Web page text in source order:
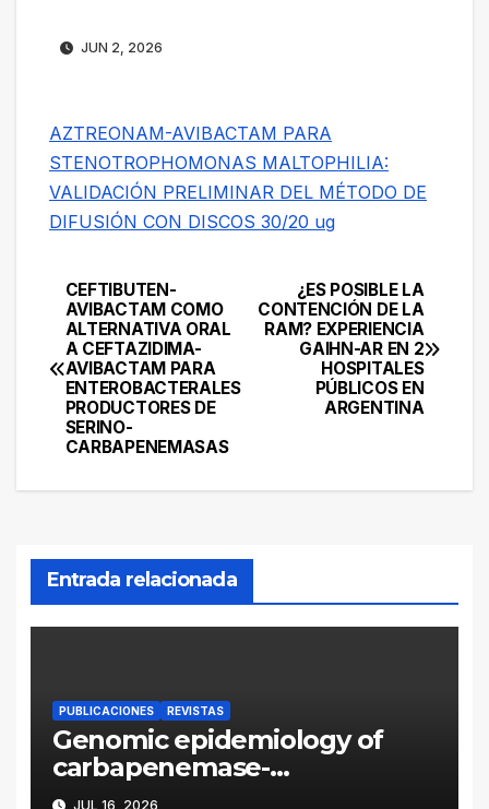
JUN 2, 2026
AZTREONAM-AVIBACTAM PARA
STENOTROPHOMONAS MALTOPHILIA:
VALIDACIÓN PRELIMINAR DEL MÉTODO DE
DIFUSIÓN CON DISCOS 30/20 ug
Navegación
de
entradas
¿ES POSIBLE LA
CONTENCIÓN DE LA
RAM? EXPERIENCIA
GAIHN-AR EN 2
HOSPITALES
PÚBLICOS EN
ARGENTINA
CEFTIBUTEN-
AVIBACTAM COMO
ALTERNATIVA ORAL
A CEFTAZIDIMA-
AVIBACTAM PARA
ENTEROBACTERALES
PRODUCTORES DE
SERINO-
CARBAPENEMASAS
Entrada relacionada
PUBLICACIONES REVISTAS
Genomic epidemiology of
carbapenemase-
producing Enterobacter
JUL 16, 2026